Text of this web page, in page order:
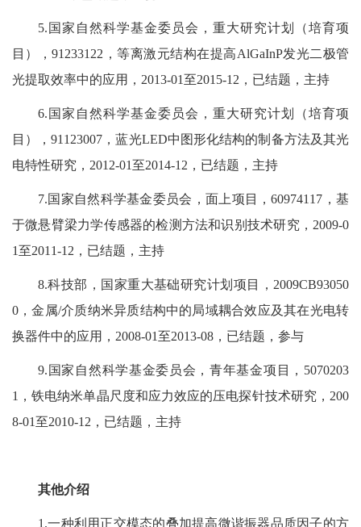
5.国家自然科学基金委员会，重大研究计划（培育项
目），91233122，等离激元结构在提高AlGaInP发光二极管
光提取效率中的应用，2013-01至2015-12，已结题，主持
6.国家自然科学基金委员会，重大研究计划（培育项
目），91123007，蓝光LED中图形化结构的制备方法及其光
电特性研究，2012-01至2014-12，已结题，主持
7.国家自然科学基金委员会，面上项目，60974117，基
于微悬臂梁力学传感器的检测方法和识别技术研究，2009-0
1至2011-12，已结题，主持
8.科技部，国家重大基础研究计划项目，2009CB93050
0，金属/介质纳米异质结构中的局域耦合效应及其在光电转
换器件中的应用，2008-01至2013-08，已结题，参与
9.国家自然科学基金委员会，青年基金项目，5070203
1，铁电纳米单晶尺度和应力效应的压电探针技术研究，200
8-01至2010-12，已结题，主持
其他介绍
1.一种利用正交模态的叠加提高微谐振器品质因子的方